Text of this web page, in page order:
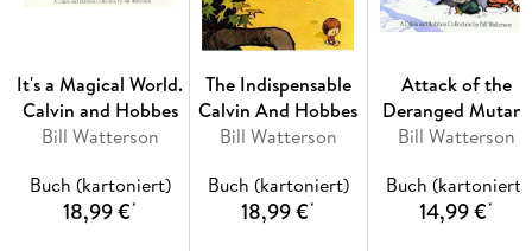
It's a Magical World.
Calvin and Hobbes
Bill Watterson
Buch (kartoniert)
18,99 €*
The Indispensable
Calvin And Hobbes
Bill Watterson
Buch (kartoniert)
18,99 €*
Attack of the
Deranged Mutant
Killer Monster
Bill Watterson
Buch (kartoniert)
14,99 €*